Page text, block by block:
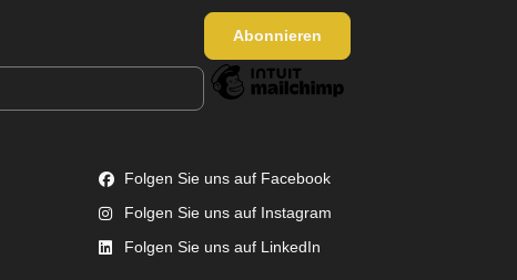
Folgen Sie uns auf Facebook
Folgen Sie uns auf Instagram
Folgen Sie uns auf LinkedIn